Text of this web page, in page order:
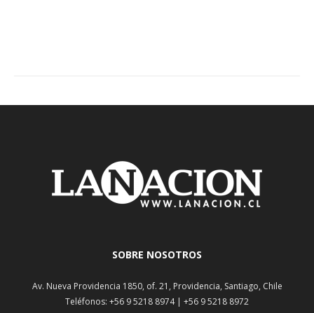
SOBRE NOSOTROS
Av. Nueva Providencia 1850, of. 21, Providencia, Santiago, Chile
Teléfonos: +56 9 5218 8974 | +56 9 5218 8972